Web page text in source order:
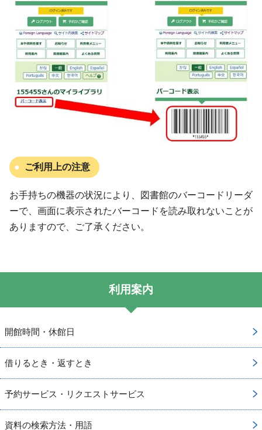
ご利用上の注意
お手持ちの機器の状況により、図書館のバーコードリーダ
ーで、画面に表示されたバーコードを読み取れないことが
ありますので、ご了承ください。
利用案内
開館時間・休館日
借りるとき・返すとき
予約サービス・リクエストサービス
資料の検索方法・用語